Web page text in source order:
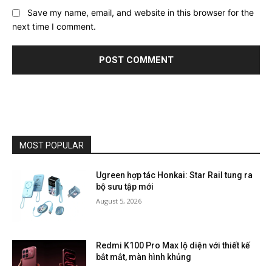
Save my name, email, and website in this browser for the
next time I comment.
MOST POPULAR
Ugreen hợp tác Honkai: Star Rail tung ra
bộ sưu tập mới
August 5, 2026
Redmi K100 Pro Max lộ diện với thiết kế
bắt mắt, màn hình khủng